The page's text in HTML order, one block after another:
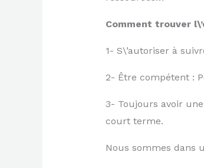
Comment trouver
1- S\’autoriser à
2- Être compétent :
3- Toujours avoir
court terme.
Nous sommes dans